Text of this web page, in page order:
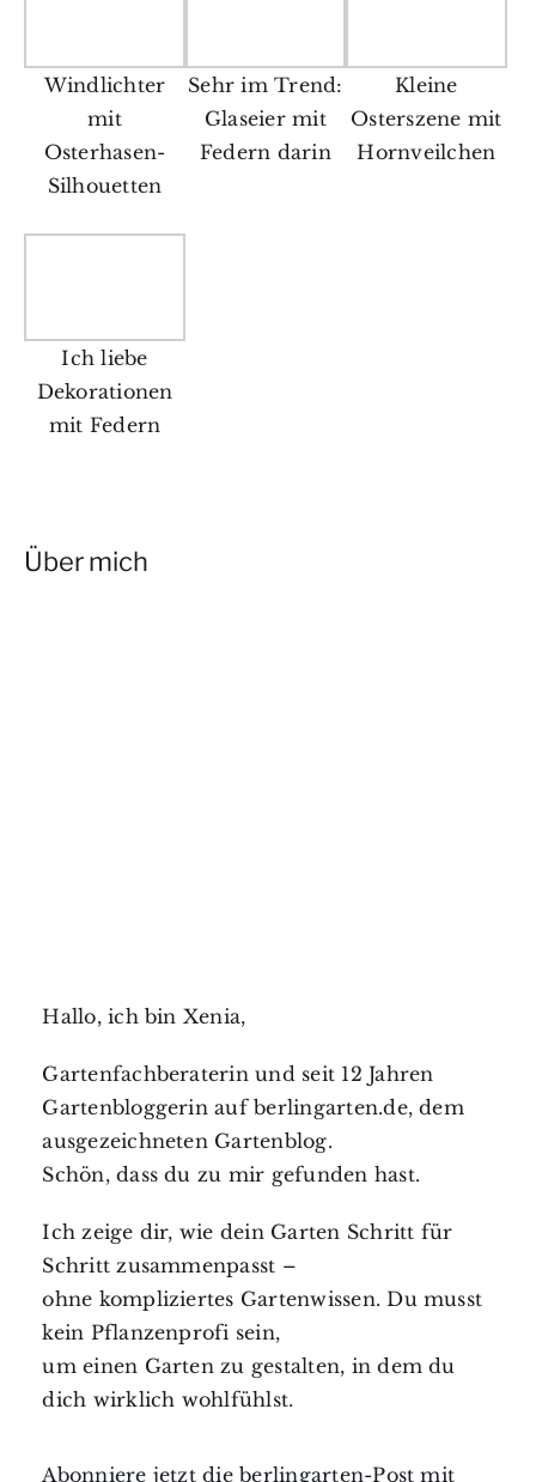
Windlichter
mit
Osterhasen-
Silhouetten
Sehr im Trend:
Glaseier mit
Federn darin
Kleine
Osterszene mit
Hornveilchen
Ich liebe
Dekorationen
mit Federn
Über mich
Hallo, ich bin Xenia,
Gartenfachberaterin und seit 12 Jahren
Gartenbloggerin auf berlingarten.de, dem
ausgezeichneten Gartenblog.
Schön, dass du zu mir gefunden hast.
Ich zeige dir, wie dein Garten Schritt für
Schritt zusammenpasst –
ohne kompliziertes Gartenwissen. Du musst
kein Pflanzenprofi sein,
um einen Garten zu gestalten, in dem du
dich wirklich wohlfühlst.
Abonniere jetzt die berlingarten-Post mit